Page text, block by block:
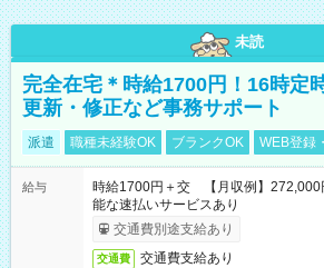
未読
完全在宅＊時給1700円！16時定
更新・修正など事務サポート
派遣 職種未経験OK ブランクOK WEB登録
給与
時給1700円＋交 【月収例】
能な速払いサービスあり
交通費別途支給あり
交通費 交通費支給あり